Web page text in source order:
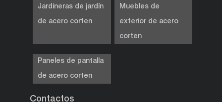
Jardineras de jardín
de acero corten
Muebles de
exterior de acero
corten
Paneles de pantalla
de acero corten
Contactos